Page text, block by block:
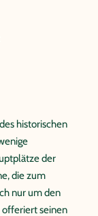
historischen
der
die zum
nur um den
offeriert seinen